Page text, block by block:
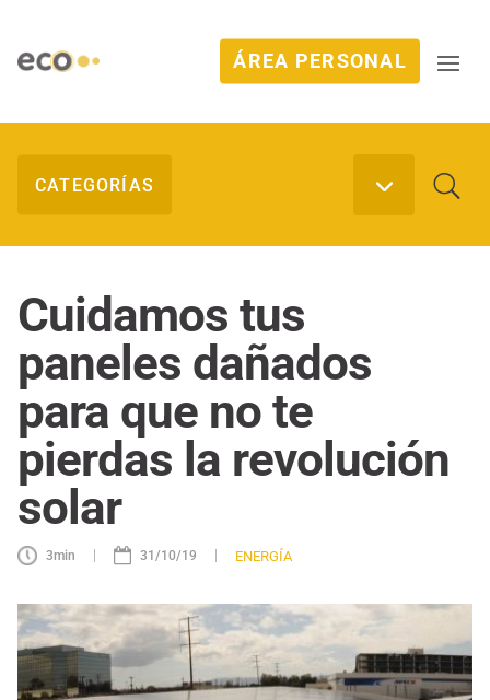
ÁREA PERSONAL
Cuidamos tus
paneles dañados
para que no te
pierdas la revolución
solar
3min | 31/10/19 | ENERGÍA